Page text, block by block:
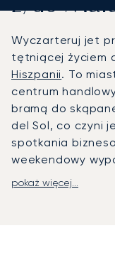
z/do
Wyczarteruj jet
tętniącej życiem
Hiszpanii. To
centrum
bramą do
del Sol, co czyni
spotkania
weekendowy
Organizujemy
pokaż więcej...